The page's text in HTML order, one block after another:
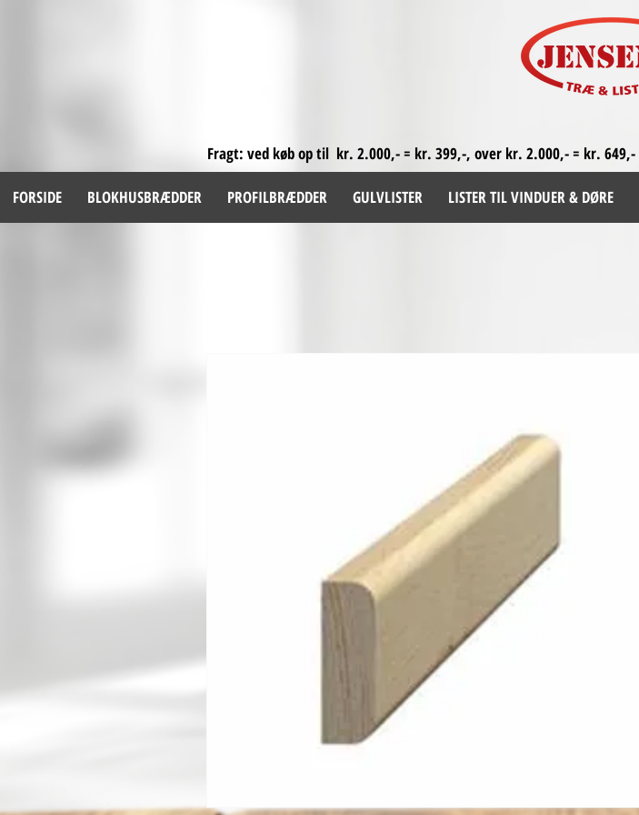
Fragt: ved køb op til kr. 2.000,- = kr. 399,-, over kr. 2.000,- = kr. 649,-
FORSIDE BLOKHUSBRÆDDER PROFILBRÆDDER GULVLISTER LISTER TIL VINDUER & DØRE